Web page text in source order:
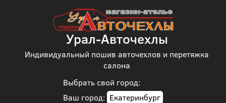
Выбрать свой город:
Ваш город: Екатеринбург
Урал-Авточехлы
Индивидуальный пошив авточехлов и перетяжка
салона